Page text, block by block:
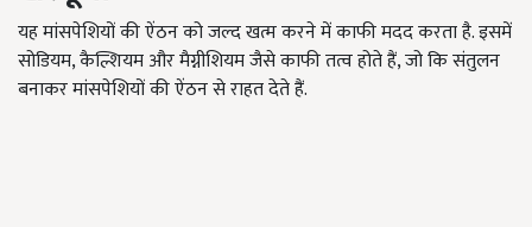
यह मांसपेशियों की ऐंठन को जल्द खत्म करने में काफी मदद करता है. इसमें
सोडियम, कैल्शियम और मैग्नीशियम जैसे काफी तत्व होते हैं, जो कि संतुलन
बनाकर मांसपेशियों की ऐंठन से राहत देते हैं.